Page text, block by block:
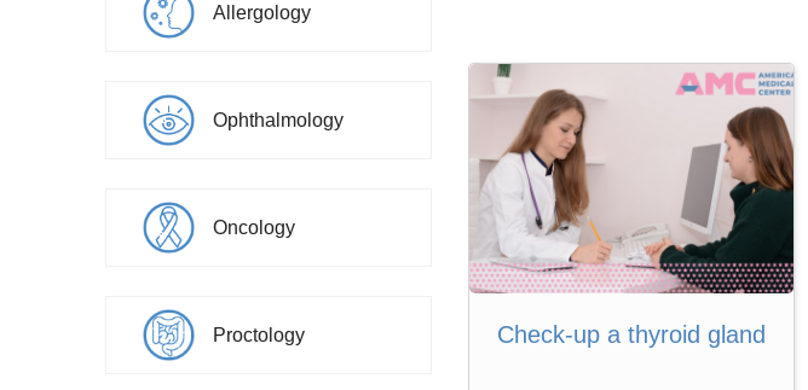
Check-up a thyroid gland
Allergology
Ophthalmology
Oncology
Proctology